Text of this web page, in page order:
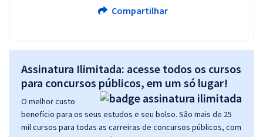
Compartilhar
Assinatura Ilimitada: acesse todos os cursos
para concursos públicos, em um só lugar!
O melhor custo
benefício para os seus estudos e seu bolso. São mais de 25
mil cursos para todas as carreiras de concursos públicos, com